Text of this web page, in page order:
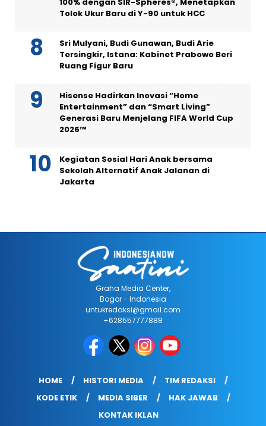
100% dengan SIR-Spheres®, Menetapkan
Tolok Ukur Baru di Y-90 untuk HCC
Sri Mulyani, Budi Gunawan, Budi Arie
Tersingkir, Istana: Kabinet Prabowo Beri
Ruang Figur Baru
Hisense Hadirkan Inovasi “Home
Entertainment” dan “Smart Living”
Generasi Baru Menjelang FIFA World Cup
2026™
Kegiatan Sosial Hari Anak bersama
Sekolah Alternatif Anak Jalanan di
Jakarta
Graha Media Center,
Bogor - Indonesia
untukredaksi@gmail.com
+628557777888
HOME HISTORI MEDIA
TIM REDAKSI
KODE ETIK
MEDIA SIBER
HAK JAWAB
KONTAK IKLAN